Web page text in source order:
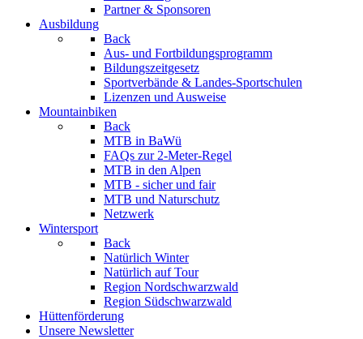
Partner & Sponsoren
Ausbildung
Back
Aus- und Fortbildungsprogramm
Bildungszeitgesetz
Sportverbände & Landes-Sportschulen
Lizenzen und Ausweise
Mountainbiken
Back
MTB in BaWü
FAQs zur 2-Meter-Regel
MTB in den Alpen
MTB - sicher und fair
MTB und Naturschutz
Netzwerk
Wintersport
Back
Natürlich Winter
Natürlich auf Tour
Region Nordschwarzwald
Region Südschwarzwald
Hüttenförderung
Unsere Newsletter